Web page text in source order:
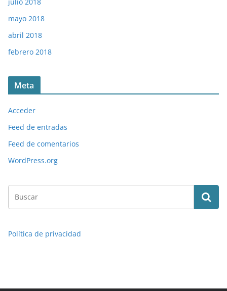
julio 2018
mayo 2018
abril 2018
febrero 2018
Meta
Acceder
Feed de entradas
Feed de comentarios
WordPress.org
Política de privacidad